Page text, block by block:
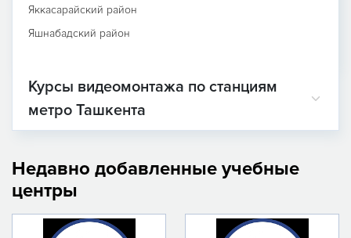
Яккасарайский район
Яшнабадский район
Курсы видеомонтажа по станциям
метро Ташкента
Недавно добавленные учебные
центры